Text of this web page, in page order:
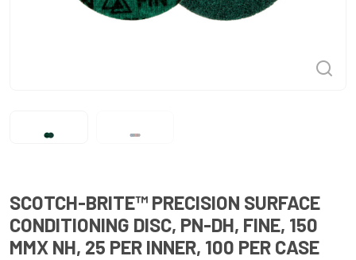
SCOTCH-BRITE™ PRECISION SURFACE
CONDITIONING DISC, PN-DH, FINE, 150
MMX NH, 25 PER INNER, 100 PER CASE